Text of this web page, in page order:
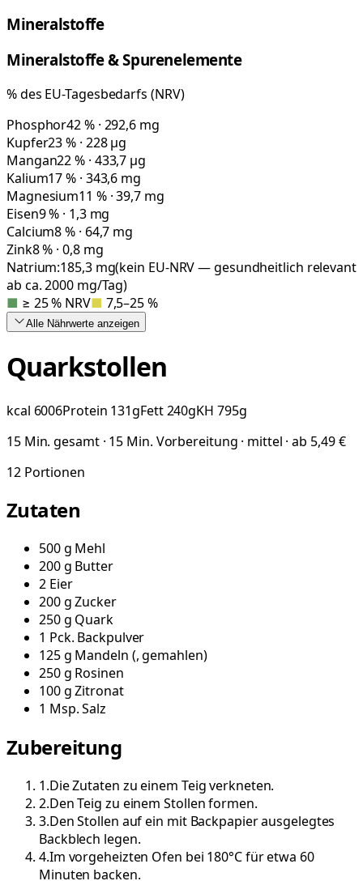
Mineralstoffe
Mineralstoffe & Spurenelemente
% des EU-Tagesbedarfs (NRV)
Phosphor42 % · 292,6 mg
Kupfer23 % · 228 µg
Mangan22 % · 433,7 µg
Kalium17 % · 343,6 mg
Magnesium11 % · 39,7 mg
Eisen9 % · 1,3 mg
Calcium8 % · 64,7 mg
Zink8 % · 0,8 mg
Natrium:185,3mg(kein EU-NRV — gesundheitlich relevant
ab ca. 2000 mg/Tag)
■ ≥ 25 % NRV■ 7,5–25 %
Alle Nährwerte anzeigen
Quarkstollen
kcal 6006Protein 131gFett240gKH 795g
15 Min. gesamt · 15 Min. Vorbereitung · mittel · ab 5,49 €
12 Portionen
Zutaten
500g Mehl
200g Butter
2 Eier
200gZucker
250g Quark
1 Pck. Backpulver
125g Mandeln (, gemahlen)
250g Rosinen
100gZitronat
1 Msp.Salz
Zubereitung
1.Die Zutaten zu einem Teig verkneten.
2.Den Teig zu einem Stollen formen.
3.Den Stollen auf ein mit Backpapier ausgelegtes
Backblech legen.
4.Im vorgeheizten Ofen bei 180°C für etwa 60
Minuten backen.